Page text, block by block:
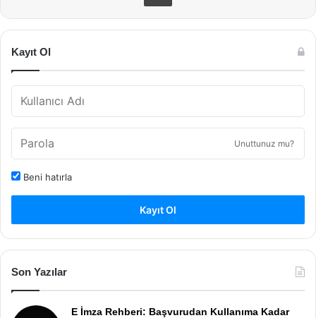
Kayıt Ol
Unuttunuz mu?
Beni hatırla
Kayıt Ol
Son Yazılar
E İmza Rehberi: Başvurudan Kullanıma Kadar